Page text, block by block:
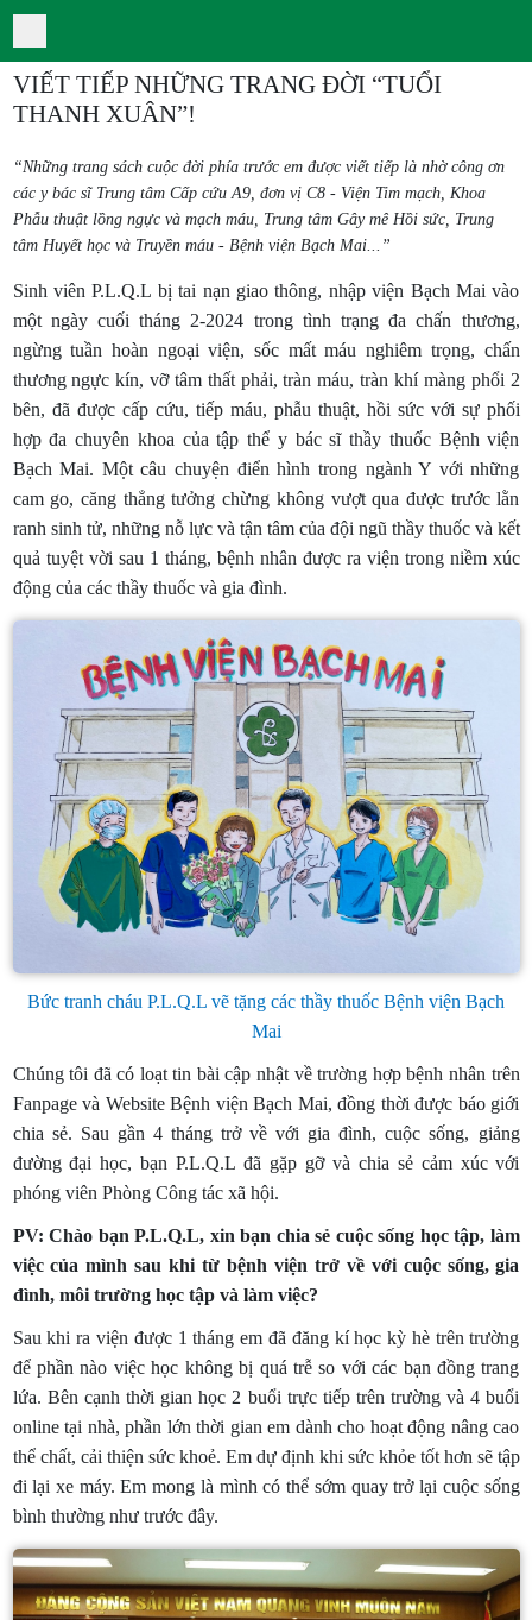
VIẾT TIẾP NHỮNG TRANG ĐỜI “TUỔI
“Những trang sách cuộc đời phía trước em được viết tiếp là nhờ công ơn
các y bác sĩ Trung tâm Cấp cứu A9, đơn vị C8 - Viện Tim mạch, Khoa
Phẫu thuật lồng ngực và mạch máu, Trung tâm Gây mê Hồi sức, Trung
Sinh viên P.L.Q.L bị tai nạn giao thông, nhập viện Bạch Mai vào
một ngày cuối tháng 2-2024 trong tình trạng đa chấn thương,
ngừng tuần hoàn ngoại viện, sốc mất máu nghiêm trọng, chấn
thương ngực kín, vỡ tâm thất phải, tràn máu, tràn khí màng phổi 2
bên, đã được cấp cứu, tiếp máu, phẫu thuật, hồi sức với sự phối
hợp đa chuyên khoa của tập thể y bác sĩ thầy thuốc Bệnh viện
Bạch Mai. Một câu chuyện điển hình trong ngành Y với những
cam go, căng thẳng tưởng chừng không vượt qua được trước lằn
ranh sinh tử, những nỗ lực và tận tâm của đội ngũ thầy thuốc và kết
quả tuyệt vời sau 1 tháng, bệnh nhân được ra viện trong niềm xúc
động của các thầy thuốc và gia đình.
Bức tranh cháu P.L.Q.L vẽ tặng các thầy thuốc Bệnh viện Bạch
Chúng tôi đã có loạt tin bài cập nhật về trường hợp bệnh nhân trên
Fanpage và Website Bệnh viện Bạch Mai, đồng thời được báo giới
chia sẻ. Sau gần 4 tháng trở về với gia đình, cuộc sống, giảng
đường đại học, bạn P.L.Q.L đã gặp gỡ và chia sẻ cảm xúc với
PV: Chào bạn P.L.Q.L, xin bạn chia sẻ cuộc sống học tập, làm
việc của mình sau khi từ bệnh viện trở về với cuộc sống, gia
Sau khi ra viện được 1 tháng em đã đăng kí học kỳ hè trên trường
để phần nào việc học không bị quá trễ so với các bạn đồng trang
lứa. Bên cạnh thời gian học 2 buổi trực tiếp trên trường và 4 buổi
online tại nhà, phần lớn thời gian em dành cho hoạt động nâng cao
thể chất, cải thiện sức khoẻ. Em dự định khi sức khỏe tốt hơn sẽ tập
đi lại xe máy. Em mong là mình có thể sớm quay trở lại cuộc sống
bình thường như trước đây.